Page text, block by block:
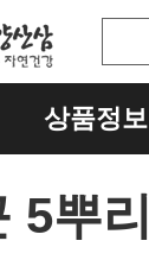
상품정보
5뿌리